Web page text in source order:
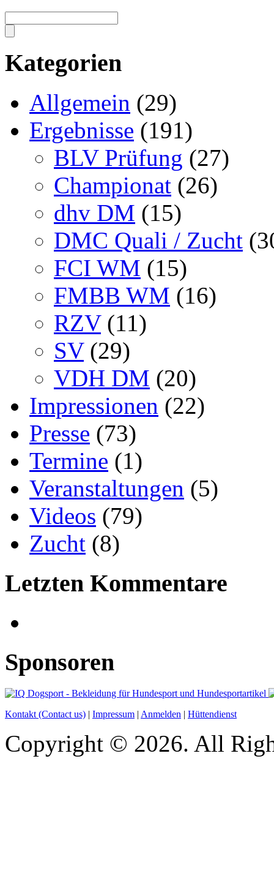
Kategorien
Allgemein (29)
Ergebnisse (191)
BLV Prüfung (27)
Championat (26)
dhv DM (15)
DMC Quali / Zucht
FCI WM (15)
FMBB WM (16)
RZV(11)
SV(29)
VDH DM (20)
Impressionen (22)
Presse (73)
Termine (1)
Veranstaltungen (5)
Videos (79)
Zucht (8)
Letzten Kommentare
Sponsoren
Kontakt (Contact us) | Impressum | Anmelden | Hüttendienst
Copyright © 2026. All